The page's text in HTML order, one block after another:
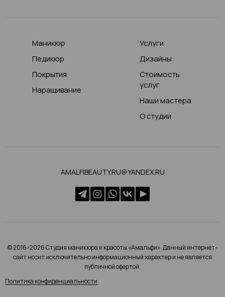
Маникюр
Педикюр
Покрытия
Наращивание
Услуги
Дизайны
Стоимость
услуг
Наши мастера
О студии
AMALFIBEAUTY.RU@YANDEX.RU
© 2016–2026 Студия маникюра и красоты «Амальфи». Данный интернет-
сайт носит исключительно информационный характер и не является
публичной офертой.
Политика конфиденциальности